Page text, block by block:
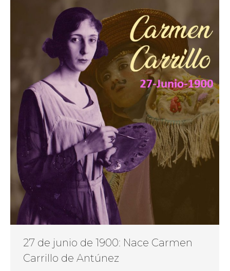
27 de junio de 1900: Nace Carmen
Carrillo de Antúnez